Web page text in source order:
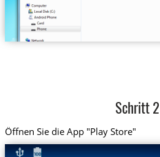
Schritt 2
Öffnen Sie die App "Play Store"